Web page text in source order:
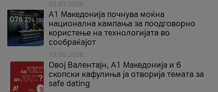
03.07.2026
A1 Македонија почнува моќна
национална кампања за поодговорно
користење на технологијата во
сообраќајот
18.05.2026
Овој Валентајн, A1 Македонија и 6
скопски кафулиња ја отворија темата за
safe dating